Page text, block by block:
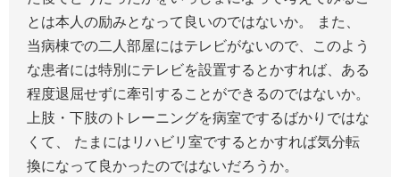
とは本人の励みとなって良いのではないか。 また、
当病棟での二人部屋にはテレビがないので、このよう
な患者には特別にテレビを設置するとかすれば、ある
程度退屈せずに牽引することができるのではないか。
上肢・下肢のトレーニングを病室でするばかりではな
くて、 たまにはリハビリ室でするとかすれば気分転
換になって良かったのではないだろうか。